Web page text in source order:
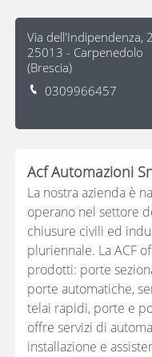
Via dell'Indipendenza,
25013 - Carpenedolo
(Brescia)
0309966457
Acf Automazioni
La nostra azienda è
operano nel settore
chiusure civili ed
pluriennale. La ACF
prodotti: porte
porte automatiche,
telai rapidi, porte e
offre servizi di
installazione e